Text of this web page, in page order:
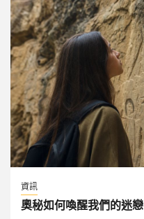
資訊
奧秘如何喚醒我們的迷戀